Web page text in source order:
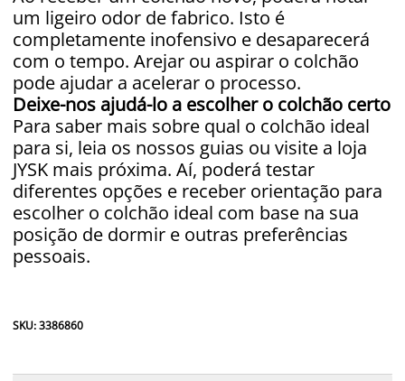
um ligeiro odor de fabrico. Isto é
completamente inofensivo e desaparecerá
com o tempo. Arejar ou aspirar o colchão
pode ajudar a acelerar o processo.
Deixe-nos ajudá-lo a escolher o colchão certo
Para saber mais sobre qual o colchão ideal
para si, leia os nossos guias ou visite a loja
JYSK mais próxima. Aí, poderá testar
diferentes opções e receber orientação para
escolher o colchão ideal com base na sua
posição de dormir e outras preferências
pessoais.
SKU: 3386860